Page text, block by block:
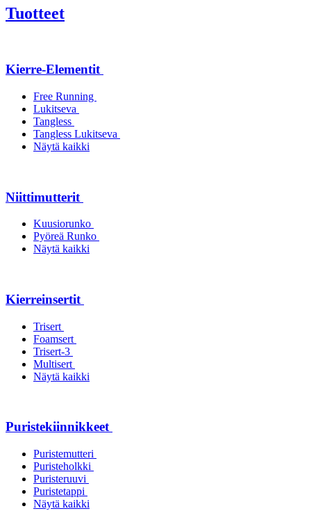
Tuotteet
Kierre-Elementit
Free Running
Lukitseva
Tangless
Tangless Lukitseva
Näytä kaikki
Niittimutterit
Kuusiorunko
Pyöreä Runko
Näytä kaikki
Kierreinsertit
Trisert
Foamsert
Trisert-3
Multisert
Näytä kaikki
Puristekiinnikkeet
Puristemutteri
Puristeholkki
Puristeruuvi
Puristetappi
Näytä kaikki